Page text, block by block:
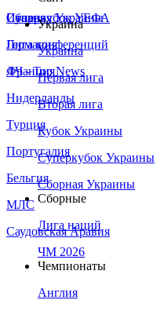
Сборная Украины
Италия
Германия
Франция
Нидерланды
Турция
Португалия
Бельгия
МЛС
Саудовская Аравия
Суперкубок УЕФА
Лига конференций
ЛЧ - Top News
Украина
Украина
Первая лига
Вторая лига
Кубок Украины
Суперкубок Украины
Сборная Украины
Сборные
Лига наций
ЧМ 2026
Чемпионаты
Англия